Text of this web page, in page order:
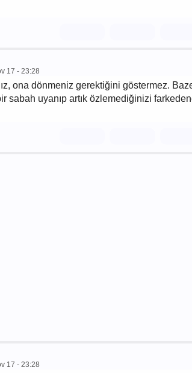
17 - 23:28
ona dönmeniz gerektiğini göstermez.
sabah uyanıp artık özlemediğinizi
17 - 23:28